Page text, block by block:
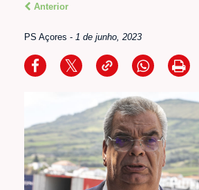
Anterior
PS Açores - 1 de junho, 2023